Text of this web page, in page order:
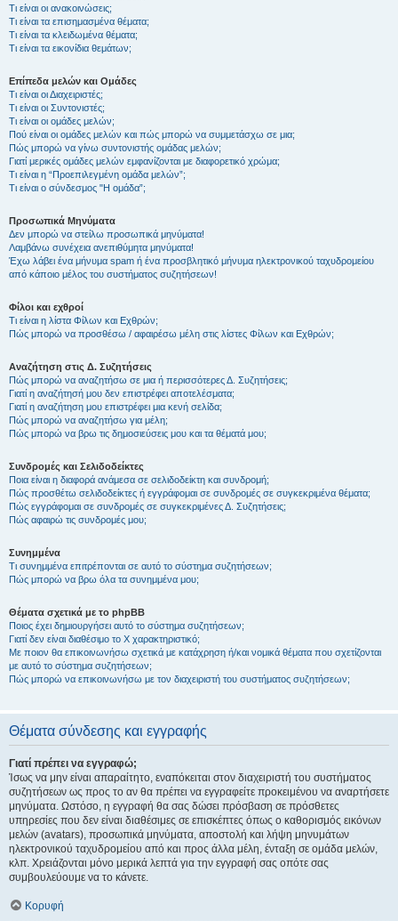
Τι είναι οι ανακοινώσεις;
Τι είναι τα επισημασμένα θέματα;
Τι είναι τα κλειδωμένα θέματα;
Τι είναι τα εικονίδια θεμάτων;
Επίπεδα μελών και Ομάδες
Τι είναι οι Διαχειριστές;
Τι είναι οι Συντονιστές;
Τι είναι οι ομάδες μελών;
Πού είναι οι ομάδες μελών και πώς μπορώ να συμμετάσχω σε μια;
Πώς μπορώ να γίνω συντονιστής ομάδας μελών;
Γιατί μερικές ομάδες μελών εμφανίζονται με διαφορετικό χρώμα;
Τι είναι η “Προεπιλεγμένη ομάδα μελών”;
Τι είναι ο σύνδεσμος "Η ομάδα”;
Προσωπικά Μηνύματα
Δεν μπορώ να στείλω προσωπικά μηνύματα!
Λαμβάνω συνέχεια ανεπιθύμητα μηνύματα!
Έχω λάβει ένα μήνυμα spam ή ένα προσβλητικό μήνυμα ηλεκτρονικού ταχυδρομείου
από κάποιο μέλος του συστήματος συζητήσεων!
Φίλοι και εχθροί
Τι είναι η λίστα Φίλων και Εχθρών;
Πώς μπορώ να προσθέσω / αφαιρέσω μέλη στις λίστες Φίλων και Εχθρών;
Αναζήτηση στις Δ. Συζητήσεις
Πώς μπορώ να αναζητήσω σε μια ή περισσότερες Δ. Συζητήσεις;
Γιατί η αναζήτησή μου δεν επιστρέφει αποτελέσματα;
Γιατί η αναζήτηση μου επιστρέφει μια κενή σελίδα;
Πώς μπορώ να αναζητήσω για μέλη;
Πώς μπορώ να βρω τις δημοσιεύσεις μου και τα θέματά μου;
Συνδρομές και Σελιδοδείκτες
Ποια είναι η διαφορά ανάμεσα σε σελιδοδείκτη και συνδρομή;
Πώς προσθέτω σελιδοδείκτες ή εγγράφομαι σε συνδρομές σε συγκεκριμένα θέματα;
Πώς εγγράφομαι σε συνδρομές σε συγκεκριμένες Δ. Συζητήσεις;
Πώς αφαιρώ τις συνδρομές μου;
Συνημμένα
Τι συνημμένα επιτρέπονται σε αυτό το σύστημα συζητήσεων;
Πώς μπορώ να βρω όλα τα συνημμένα μου;
Θέματα σχετικά με το phpBB
Ποιος έχει δημιουργήσει αυτό το σύστημα συζητήσεων;
Γιατί δεν είναι διαθέσιμο το Χ χαρακτηριστικό;
Με ποιον θα επικοινωνήσω σχετικά με κατάχρηση ή/και νομικά θέματα που σχετίζονται
με αυτό το σύστημα συζητήσεων;
Πώς μπορώ να επικοινωνήσω με τον διαχειριστή του συστήματος συζητήσεων;
Θέματα σύνδεσης και εγγραφής
Γιατί πρέπει να εγγραφώ;
Ίσως να μην είναι απαραίτητο, εναπόκειται στον διαχειριστή του συστήματος
συζητήσεων ως προς το αν θα πρέπει να εγγραφείτε προκειμένου να αναρτήσετε
μηνύματα. Ωστόσο, η εγγραφή θα σας δώσει πρόσβαση σε πρόσθετες
υπηρεσίες που δεν είναι διαθέσιμες σε επισκέπτες όπως ο καθορισμός εικόνων
μελών (avatars), προσωπικά μηνύματα, αποστολή και λήψη μηνυμάτων
ηλεκτρονικού ταχυδρομείου από και προς άλλα μέλη, ένταξη σε ομάδα μελών,
κλπ. Χρειάζονται μόνο μερικά λεπτά για την εγγραφή σας οπότε σας
συμβουλεύουμε να το κάνετε.
Κορυφή